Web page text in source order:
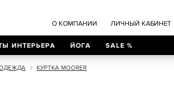
О КОМПАНИИ ЛИЧНЫЙ КАБИНЕТ
ИНТЕРЬЕРА ЙОГА SALE %
КУРТКА MOORER